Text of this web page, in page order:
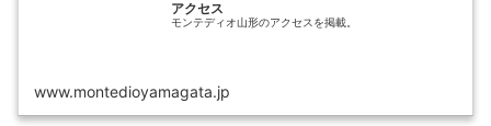
アクセス
モンテディオ山形のアクセスを掲載。
www.montedioyamagata.jp